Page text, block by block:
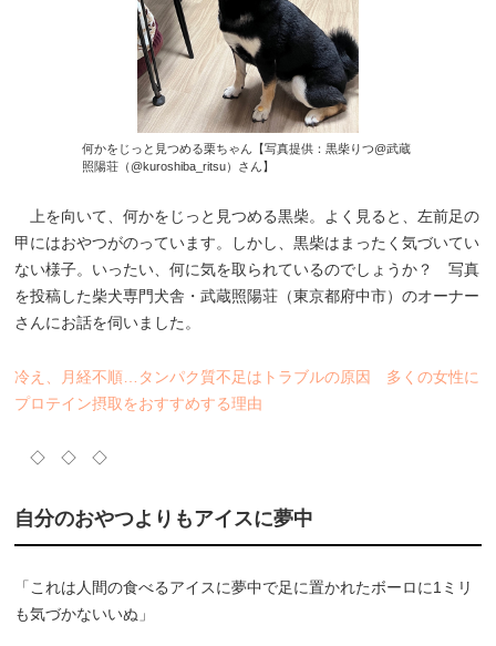
何かをじっと見つめる栗ちゃん【写真提供：黒柴りつ@武蔵
照陽荘（@kuroshiba_ritsu）さん】
上を向いて、何かをじっと見つめる黒柴。よく見ると、左前足の
甲にはおやつがのっています。しかし、黒柴はまったく気づいてい
ない様子。いったい、何に気を取られているのでしょうか？ 写真
を投稿した柴犬専門犬舎・武蔵照陽荘（東京都府中市）のオーナー
さんにお話を伺いました。
冷え、月経不順…タンパク質不足はトラブルの原因 多くの女性に
プロテイン摂取をおすすめする理由
◇ ◇ ◇
自分のおやつよりもアイスに夢中
「これは人間の食べるアイスに夢中で足に置かれたボーロに1ミリ
も気づかないいぬ」